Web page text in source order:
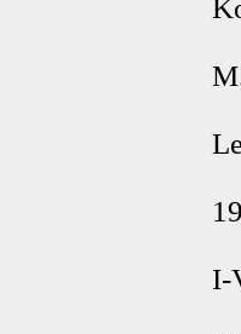
I-